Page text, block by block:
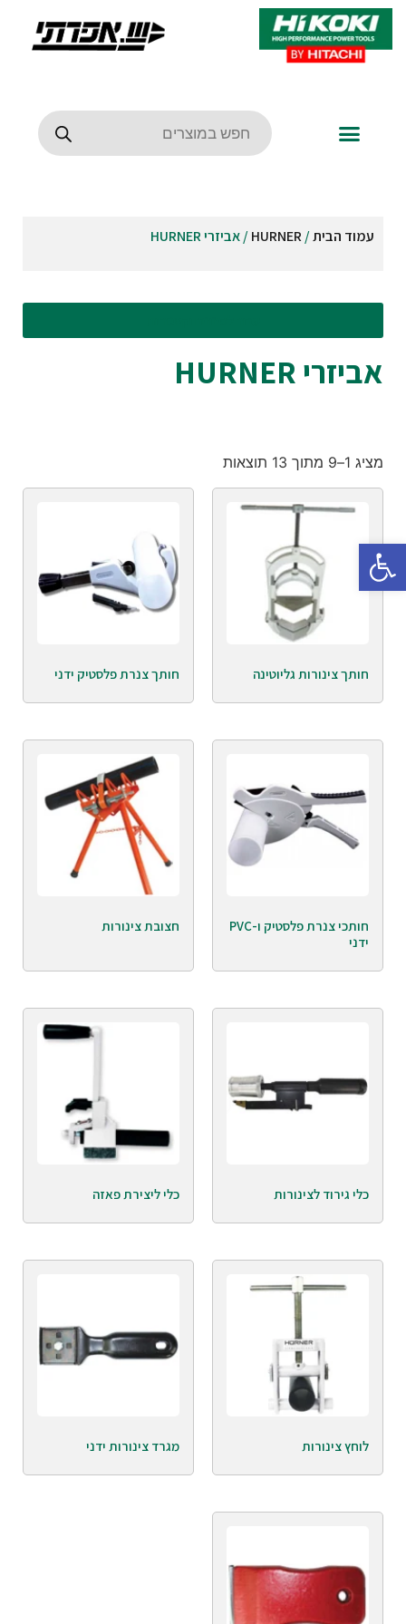
פתח סרגל נגישות
עמוד הבית/
HURNER/ אביזרי HURNER
אביזרי HURNER
מציג 1–9 מתוך 13 תוצאות
חותך צינורות גליוטינה חותך צנרת פלסטיק ידני
חותכי צנרת פלסטיק ו-PVC
ידני
חצובת צינורות
כלי גירוד לצינורות כלי ליצירת פאזה
לוחץ צינורות מגרד צינורות ידני